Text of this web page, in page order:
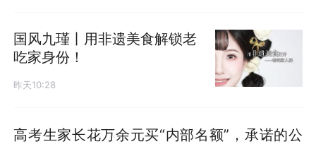
国风九瑾丨用非遗美食解锁老
吃家身份！
昨天10:28
高考生家长花万余元买“内部名额”，承诺的公